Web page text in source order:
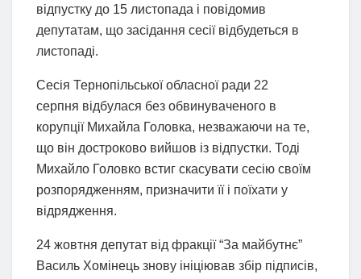
відпустку до 15 листопада і повідомив
депутатам, що засідання сесії відбудеться в
листопаді.
Сесія Тернопільської обласної ради 22
серпня відбулася без обвинуваченого в
корупції Михайла Головка, незважаючи на те,
що він достроково вийшов із відпустки. Тоді
Михайло Головко встиг скасувати сесію своїм
розпорядженням, призначити її і поїхати у
відрядження.
24 жовтня депутат від фракції “За майбутнє”
Василь Хомінець знову ініціював збір підписів,